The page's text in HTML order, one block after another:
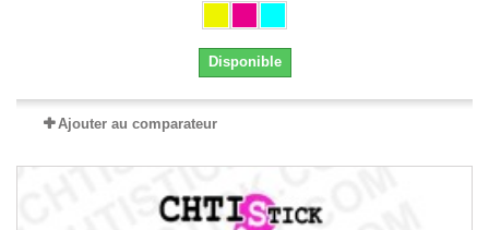
Disponible
Ajouter au comparateur